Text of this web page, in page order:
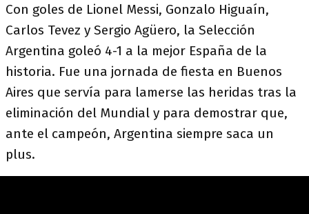
Con goles de Lionel Messi, Gonzalo Higuaín,
Carlos Tevez y Sergio Agüero, la Selección
Argentina goleó 4-1 a la mejor España de la
historia. Fue una jornada de fiesta en Buenos
Aires que servía para lamerse las heridas tras la
eliminación del Mundial y para demostrar que,
ante el campeón, Argentina siempre saca un
plus.